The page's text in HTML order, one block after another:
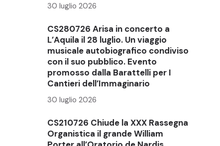
30 luglio 2026
CS280726 Arisa in concerto a
L’Aquila il 28 luglio. Un viaggio
musicale autobiografico condiviso
con il suo pubblico. Evento
promosso dalla Barattelli per I
Cantieri dell’Immaginario
30 luglio 2026
CS210726 Chiude la XXX Rassegna
Organistica il grande William